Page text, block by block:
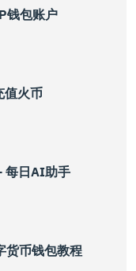
钱包账户
值火币
每日AI助手
货币钱包教程